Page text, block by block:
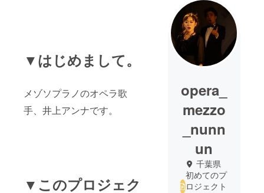
▼はじめまして。
メゾソプラノのオペラ歌
手、井上アンナです。
▼このプロジェク
opera_
mezzo
_nunn
un
千葉県
初めてのプ
ロジェクト